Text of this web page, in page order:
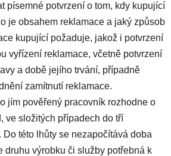
písemné potvrzení o tom, kdy kupující
je obsahem reklamace a jaký způsob
kupující požaduje, jakož i potvrzení
vyřízení reklamace, včetně potvrzení
a době jejího trvání, případně
zamítnutí reklamace.
jím pověřený pracovník rozhodne o
ve složitých případech do tří
Do této lhůty se nezapočítává doba
druhu výrobku či služby potřebná k